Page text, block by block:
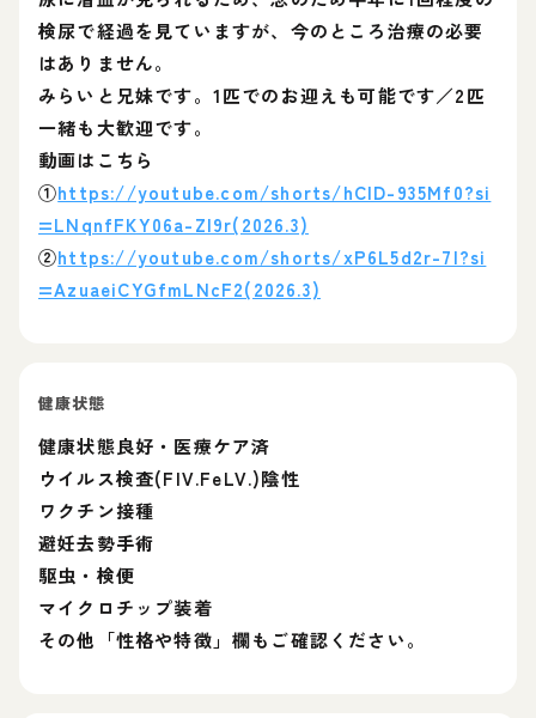
検尿で経過を見ていますが、今のところ治療の必要
はありません。
みらいと兄妹です。1匹でのお迎えも可能です／2匹
一緒も大歓迎です。
動画はこちら
①https://youtube.com/shorts/hClD-935Mf0?si
=LNqnfFKY06a-ZI9r(2026.3)
②https://youtube.com/shorts/xP6L5d2r-7I?si
=AzuaeiCYGfmLNcF2(2026.3)
健康状態
健康状態良好・医療ケア済
ウイルス検査(FIV.FeLV.)陰性
ワクチン接種
避妊去勢手術
駆虫・検便
マイクロチップ装着
その他「性格や特徴」欄もご確認ください。